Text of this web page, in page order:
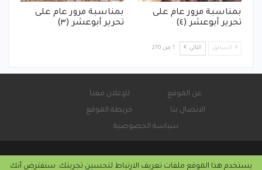
بمناسبة مرور عام على
تحرير أبوعشر (٤)
بمناسبة مرور عام على
تحرير أبوعشر (٣)
السابق التالي 1 من 270
عن الموقع
للإعلان معنا
الاتصال بنا
خريطة الموقع
سياسة الخصوصية
يستخدم هذا الموقع ملفات تعريف الارتباط لتحسين تجربتك. سنفترض أنك